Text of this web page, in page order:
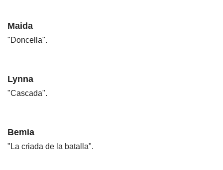
Maida
"Doncella".
Lynna
"Cascada".
Bemia
"La criada de la batalla".